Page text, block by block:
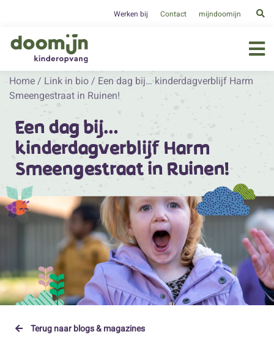
Werken bij Contact mijndoomijn
Home / Link in bio / Een dag bij… kinderdagverblijf Harm
Smeengestraat in Ruinen!
Een dag bij…
kinderdagverblijf Harm
Smeengestraat in Ruinen!
Terug naar blogs & magazines